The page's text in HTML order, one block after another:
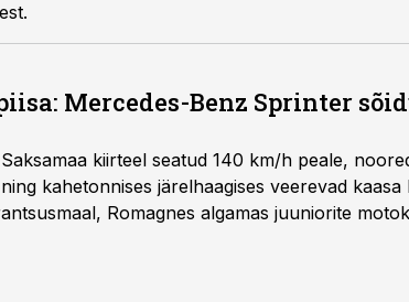
Mercedes-Benz Sprinter
kiirteel seatud 140 km/h peale,
kahetonnises järelhaagises veerevad
Romagnes algamas juuniorite